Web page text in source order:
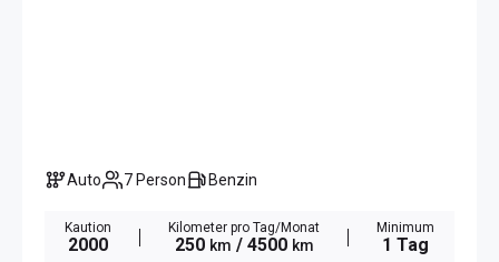
Auto 7 Person Benzin
Kaution
2000
Kilometer pro Tag/Monat
250 km / 4500 km
Minimum
1 Tag